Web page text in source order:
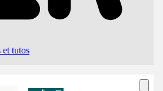
et tutos